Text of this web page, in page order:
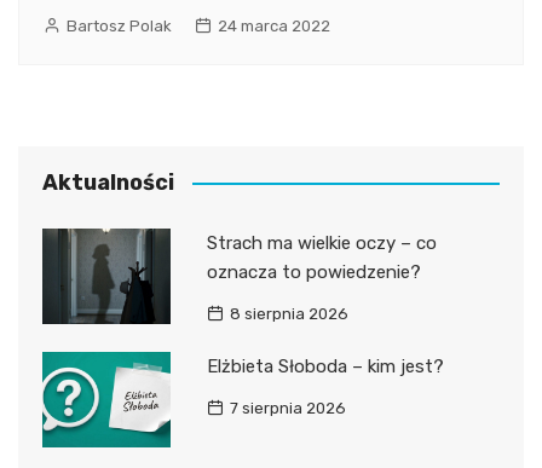
Bartosz Polak 24 marca 2022
Aktualności
Strach ma wielkie oczy – co
oznacza to powiedzenie?
8 sierpnia 2026
Elżbieta Słoboda – kim jest?
7 sierpnia 2026